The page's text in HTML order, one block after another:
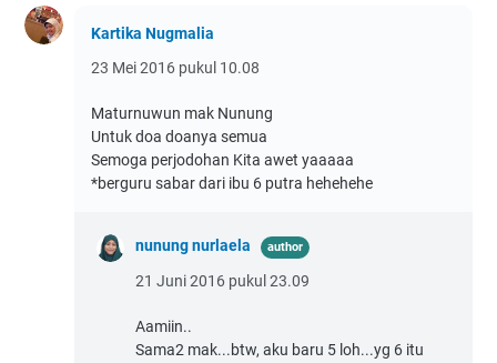
Kartika Nugmalia
23 Mei 2016 pukul 10.08
Maturnuwun mak Nunung
Untuk doa doanya semua
Semoga perjodohan Kita awet yaaaaa
*berguru sabar dari ibu 6 putra hehehehe
nunung nurlaela
21 Juni 2016 pukul 23.09
Aamiin..
Sama2 mak...btw, aku baru 5 loh...yg 6 itu